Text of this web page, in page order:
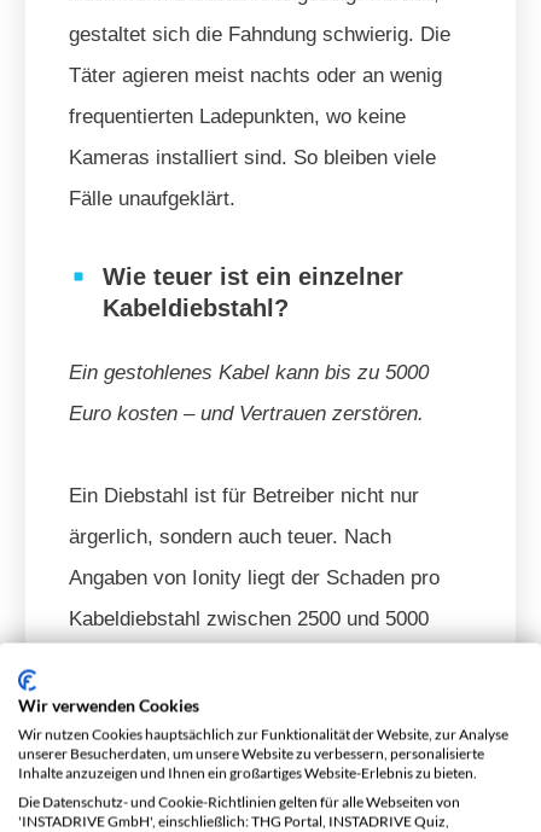
gestaltet sich die Fahndung schwierig. Die
Täter agieren meist nachts oder an wenig
frequentierten Ladepunkten, wo keine
Kameras installiert sind. So bleiben viele
Fälle unaufgeklärt.
Wie teuer ist ein einzelner
Kabeldiebstahl?
Ein gestohlenes Kabel kann bis zu 5000
Euro kosten – und Vertrauen zerstören.
Ein Diebstahl ist für Betreiber nicht nur
ärgerlich, sondern auch teuer. Nach
Angaben von Ionity liegt der Schaden pro
Kabeldiebstahl zwischen 2500 und 5000
Kabels, den Arbeitsaufwand und die
technische Prüfung, die vor jeder
Wiederinbetriebnahme vorgeschrieben ist.
Bei der EnBW summieren sich die
Wir verwenden Cookies
Wir nutzen Cookies hauptsächlich zur Funktionalität der Website, zur Analyse
unserer Besucherdaten, um unsere Website zu verbessern, personalisierte
Inhalte anzuzeigen und Ihnen ein großartiges Website-Erlebnis zu bieten.
Die Datenschutz- und Cookie-Richtlinien gelten für alle Webseiten von
'INSTADRIVE GmbH', einschließlich: THG Portal, INSTADRIVE Quiz,